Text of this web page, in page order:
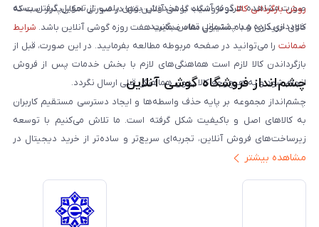
صورت مشاهده هرگونه آسیب یا مخدوش بودن پلمپ، از تحویل گرفتن بسته
خودداری کرده و با پشتیبانی تماس بگیرید.
روش بازگردانی کالادر فروشگاه گوشی آنلاین تنها در صورتی امکان‌پذیر است که
کالای خریداری شده مشمول مفاد ضمانت هفت روزه گوشی آنلاین باشد. شرایط
ضمانت را می‌توانید در صفحه مربوطه مطالعه بفرمایید. در این صورت، قبل از
بازگرداندن کالا لازم است هماهنگی‌های لازم با بخش خدمات پس از فروش
انجام شود و به هیچ‌وجه کالا بدون هماهنگی قبلی ارسال نگردد.
چشم‌انداز فروشگاه گوشی آنلاین
چشم‌انداز مجموعه بر پایه حذف واسطه‌ها و ایجاد دسترسی مستقیم کاربران
به کالاهای اصل و باکیفیت شکل گرفته است. ما تلاش می‌کنیم با توسعه
زیرساخت‌های فروش آنلاین، تجربه‌ای سریع‌تر و ساده‌تر از خرید دیجیتال در
ایران ارائه دهیم. تبدیل‌شدن به مرجعی قابل اعتماد برای خرید کالای دیجیتال،
خدمات و به‌روزرسانی مداوم محصولات، مسیر ما را روشن‌تر می‌کند. ما باور
داریم آینده بازار دیجیتال متعلق به کسب‌وکارهایی است که صداقت و شفافیت
مشاهده بیشتر